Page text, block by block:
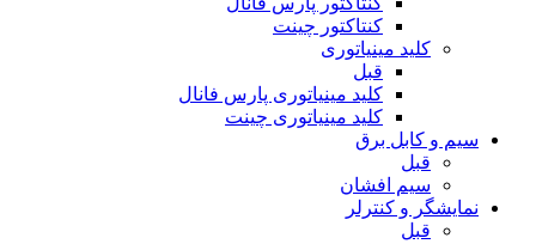
کنتاکتور چینت
کلید مینیاتوری
قبل
کلید مینیاتوری پارس فانال
کلید مینیاتوری چینت
سیم و کابل برق
قبل
سیم افشان
نمایشگر و کنترلر
قبل